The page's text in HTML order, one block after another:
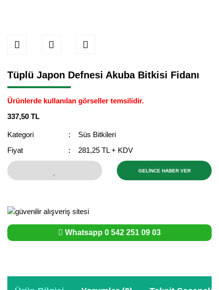
Tüplü Japon Defnesi Akuba Bitkisi Fidanı
Ürünlerde kullanılan görseller temsilidir.
337,50 TL
Kategori
Süs Bitkileri
Fiyat
281,25 TL + KDV
GELİNCE HABER VER
Whatsapp 0 542 251 09 03